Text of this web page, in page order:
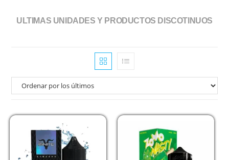
ULTIMAS UNIDADES Y PRODUCTOS DISCOTINUOS